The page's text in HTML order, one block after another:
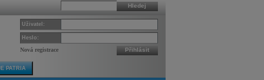
Hledej
Uživatel:
Heslo:
Nová registrace Přihlásit
PATRIA